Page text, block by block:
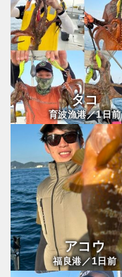
タコ
育波漁港／1日前
アコウ
福良港／1 日前